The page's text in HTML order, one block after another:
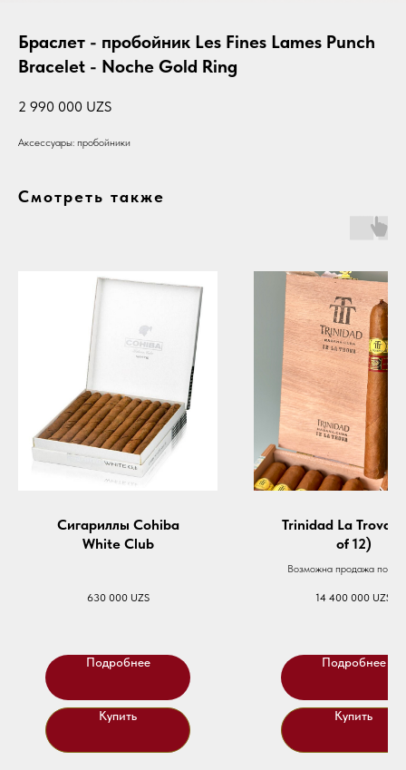
Браслет - пробойник Les Fines Lames Punch
Bracelet - Noche Gold Ring
2 990 000 UZS
Аксессуары: пробойники
Смотреть также
Сигариллы Cohiba
White Club
630 000 UZS
Подробнее
Купить
Trinidad La Trova
of 12)
Возможна продажа
14 400 000 UZS
Подробнее
Купить